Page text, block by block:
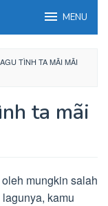
MENU
TÌNH TA MÃI MÃI
ta mãi
mungkin salah
kamu